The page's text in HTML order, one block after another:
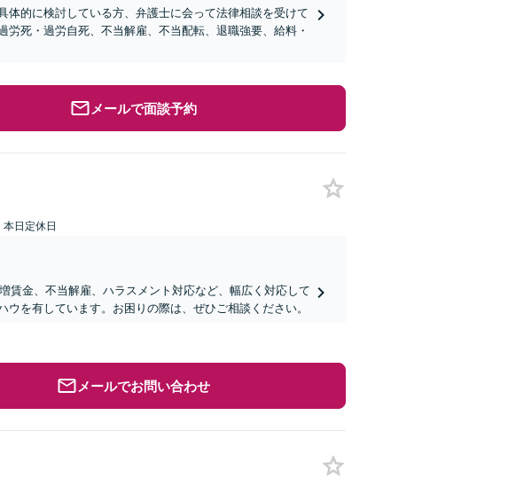
体的に検討している方、弁護士に会って法律相談を受けて
死・過労自死、不当解雇、不当配転、退職強要、給料・
メールで面談予約
日定休日
賃金、不当解雇、ハラスメント対応など、幅広く対応して
を有しています。お困りの際は、ぜひご相談ください。
メールでお問い合わせ